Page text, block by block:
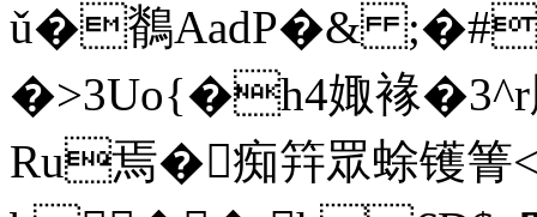
ǔ�鶺AadP�&
�>3Uo{�h4娵褖�3^r
Ru焉�痴筓眾蜍